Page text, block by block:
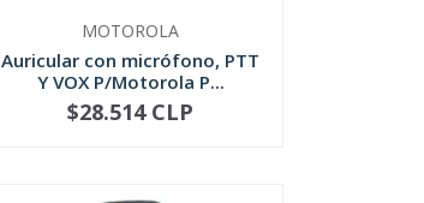
MOTOROLA
Auricular con micrófono, PTT
Y VOX P/Motorola P...
+
$28.514 CLP